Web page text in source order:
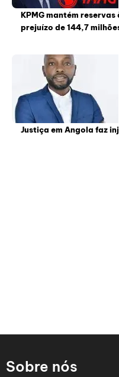
KPMG mantém
prejuízo de 144,7
Justiça em Angola faz
Sobre nós